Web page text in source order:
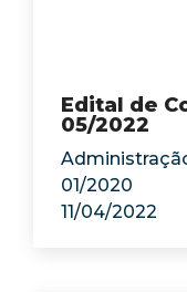
Edital de
05/2022
01/2020
11/04/2022